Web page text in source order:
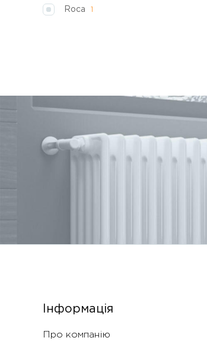
Roca 1
Інформація
Про компанію